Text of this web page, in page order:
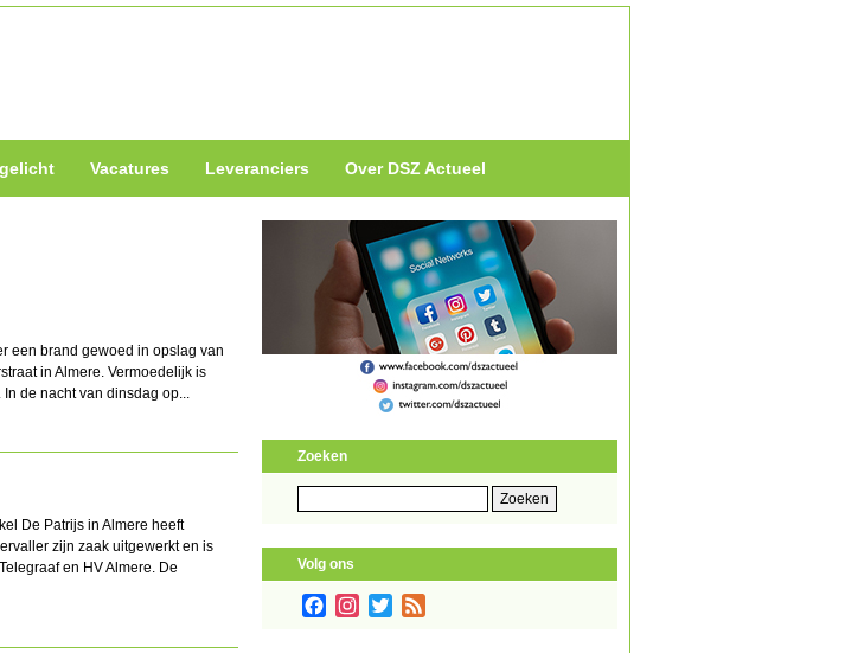
Vacatures Leveranciers Over DSZ Actueel
een brand gewoed in opslag van
in Almere. Vermoedelijk is
de nacht van dinsdag op...
De Patrijs in Almere heeft
zijn zaak uitgewerkt en is
en HV Almere. De
Zoeken
naar:
Volg ons
FacebookInstagram
Twitter